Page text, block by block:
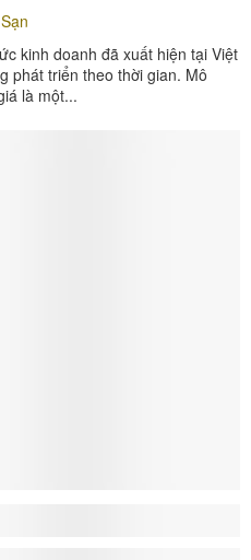
kinh doanh đã xuất hiện tại Việt
phát triển theo thời gian. Mô
là một...